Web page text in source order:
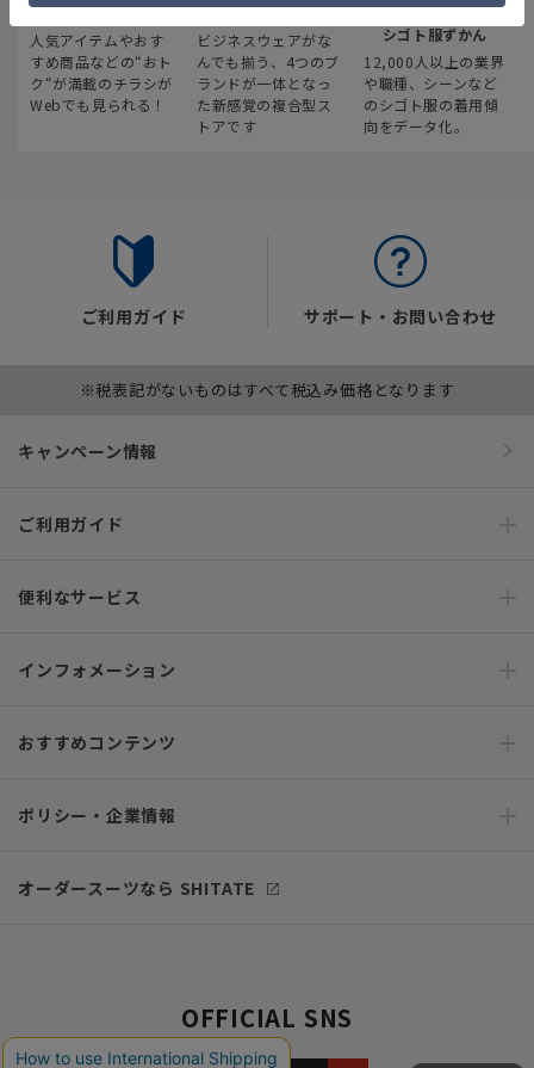
最新のお買い得情報
人気アイテムやおす
すめ商品などの“おト
ク“が満載のチラシが
Webでも見られる！
スーツスクエア
ビジネスウェアがな
んでも揃う、4つのブ
ランドが一体となっ
た新感覚の複合型ス
トアです
みんなの
シゴト服ずかん
12,000人以上の業界
や職種、シーンなど
のシゴト服の着用傾
向をデータ化。
ご利用ガイド サポート・お問い合わせ
※税表記がないものはすべて税込み価格となります
キャンペーン情報
ご利用ガイド
便利なサービス
インフォメーション
おすすめコンテンツ
ポリシー・企業情報
オーダースーツなら SHITATE
OFFICIAL SNS